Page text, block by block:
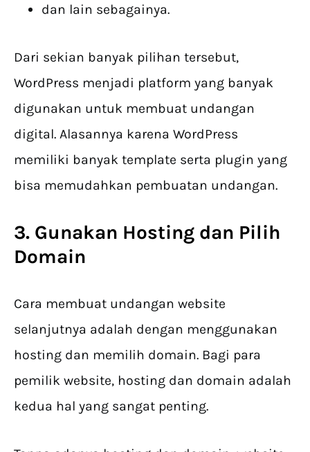
dan lain sebagainya.
Dari sekian banyak pilihan tersebut,
WordPress menjadi platform yang banyak
digunakan untuk membuat undangan
digital. Alasannya karena WordPress
memiliki banyak template serta plugin yang
bisa memudahkan pembuatan undangan.
3. Gunakan Hosting dan Pilih
Domain
Cara membuat undangan website
selanjutnya adalah dengan menggunakan
hosting dan memilih domain. Bagi para
pemilik website, hosting dan domain adalah
kedua hal yang sangat penting.